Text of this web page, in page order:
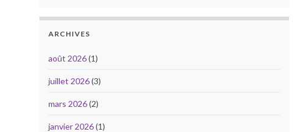
ARCHIVES
août 2026(1)
juillet 2026(3)
mars 2026(2)
janvier 2026(1)